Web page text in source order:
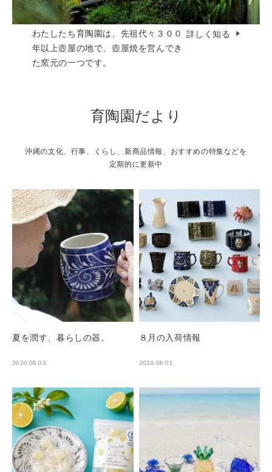
わたしたち育陶園は、先祖代々３００
年以上壺屋の地で、壺屋焼を営んでき
た窯元の一つです。
詳しく知る
育陶園だより
沖縄の文化、行事、くらし、新商品情報、おすすめの特集などを
定期的に更新中
夏を潤す、暮らしの器。
2026.08.03
８月の入荷情報
2026.08.01